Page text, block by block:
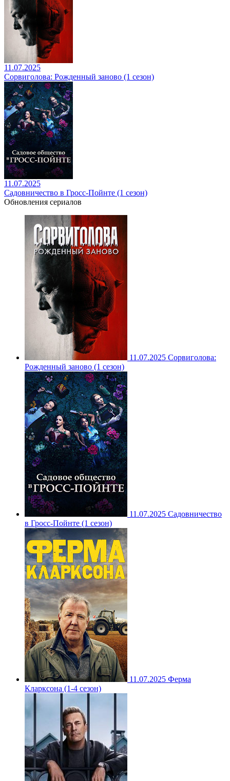
11.07.2025
Сорвиголова: Рожденный заново (1 сезон)
11.07.2025
Садовничество в Гросс-Пойнте (1 сезон)
Обновления сериалов
11.07.2025 Сорвиголова:
Рожденный заново (1 сезон)
11.07.2025 Садовничество
в Гросс-Пойнте (1 сезон)
11.07.2025 Ферма
Кларксона (1-4 сезон)